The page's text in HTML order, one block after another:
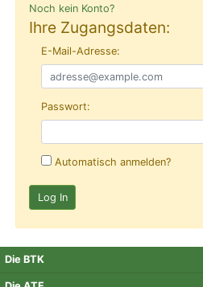
Noch kein Konto?
Ihre Zugangsdaten:
E-Mail-Adresse:
Passwort:
Automatisch anmelden?
Die BTK